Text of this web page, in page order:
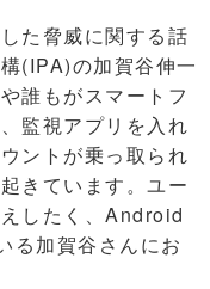
た脅威に関する話
(IPA)の加賀谷伸一
誰もがスマートフ
監視アプリを入れ
ントが乗っ取られ
きています。ユー
したく、Android
る加賀谷さんにお